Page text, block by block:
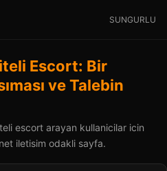
SUNGURLU
Escort: Bir
ve Talebin
escort arayan kullanicilar icin
iletisim odakli sayfa.